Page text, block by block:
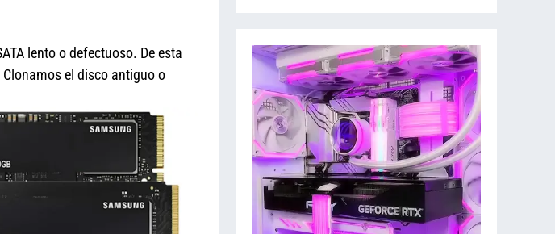
lento o defectuoso. De esta
el disco antiguo o